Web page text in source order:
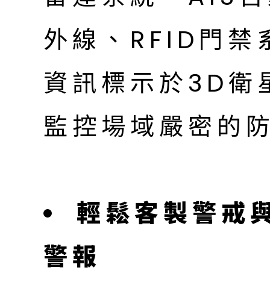
外線、RFID門禁
資訊標示於3D衛
監控場域嚴密的
輕鬆客製警戒
警報